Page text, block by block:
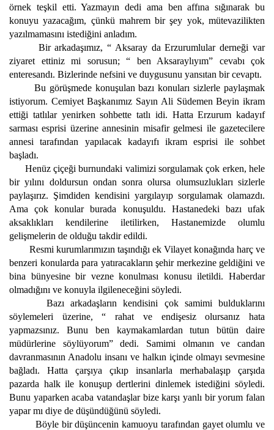
örnek teşkil etti. Yazmayın dedi ama ben affına sığınarak bu
konuyu yazacağım, çünkü mahrem bir şey yok, mütevazilikten
yazılmamasını istediğini anladım.
Bir arkadaşımız, “ Aksaray da Erzurumlular derneği var
ziyaret ettiniz mi sorusun; “ ben Aksaraylıyım” cevabı çok
enteresandı. Bizlerinde nefsini ve duygusunu yansıtan bir cevaptı.
Bu görüşmede konuşulan bazı konuları sizlerle paylaşmak
istiyorum. Cemiyet Başkanımız Sayın Ali Südemen Beyin ikram
ettiği tatlılar yenirken sohbette tatlı idi. Hatta Erzurum kadayıf
sarması esprisi üzerine annesinin misafir gelmesi ile gazetecilere
annesi tarafından yapılacak kadayıfı ikram esprisi ile sohbet
başladı.
Henüz çiçeği burnundaki valimizi sorgulamak çok erken, hele
bir yılını doldursun ondan sonra olursa olumsuzlukları sizlerle
paylaşırız. Şimdiden kendisini yargılayıp sorgulamak olamazdı.
Ama çok konular burada konuşuldu. Hastanedeki bazı ufak
aksaklıkları kendilerine iletilirken, Hastanemizde olumlu
gelişmelerin de olduğu takdir edildi.
Resmi kurumlarımızın taşındığı ek Vilayet konağında harç ve
benzeri konularda para yatıracakların şehir merkezine geldiğini ve
bina bünyesine bir vezne konulması konusu iletildi. Haberdar
olmadığını ve konuyla ilgileneceğini söyledi.
Bazı arkadaşların kendisini çok samimi bulduklarını
söylemeleri üzerine, “ rahat ve endişesiz olursanız hata
yapmazsınız. Bunu ben kaymakamlardan tutun bütün daire
müdürlerine söylüyorum” dedi. Samimi olmanın ve candan
davranmasının Anadolu insanı ve halkın içinde olmayı sevmesine
bağladı. Hatta çarşıya çıkıp insanlarla merhabalaşıp çarşıda
pazarda halk ile konuşup dertlerini dinlemek istediğini söyledi.
Bunu yaparken acaba vatandaşlar bize karşı yanlı bir yorum falan
yapar mı diye de düşündüğünü söyledi.
Böyle bir düşüncenin kamuoyu tarafından gayet olumlu ve